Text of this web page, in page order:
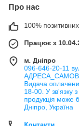
Про нас
100% позитивних
Працює з
м. Дніпро
096-646-20-11
Видача
18-00. У зв'язку
продукція може
Дніпро, Україна